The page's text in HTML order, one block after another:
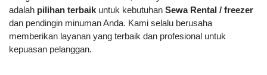
adalah pilihan terbaik untuk kebutuhan Sewa Rental / freezer
dan pendingin minuman Anda. Kami selalu berusaha
memberikan layanan yang terbaik dan profesional untuk
kepuasan pelanggan.